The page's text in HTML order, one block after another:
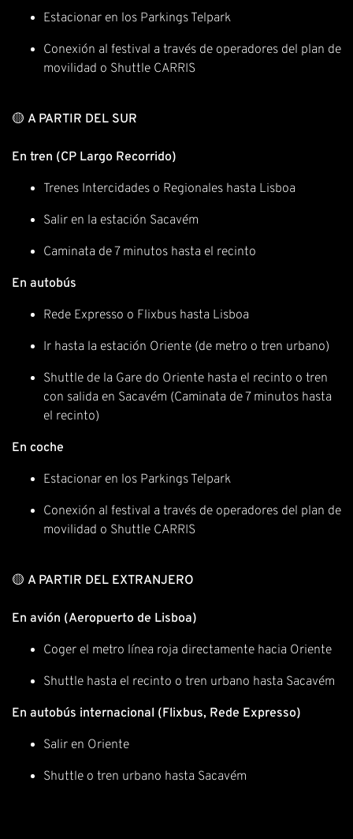
Estacionar en los Parkings Telpark
Conexión al festival a través de operadores del plan de
movilidad o Shuttle CARRIS
🟡 A PARTIR DEL SUR
En tren (CP Largo Recorrido)
Trenes Intercidades o Regionales hasta Lisboa
Salir en la estación Sacavém
Caminata de 7 minutos hasta el recinto
En autobús
Rede Expresso o Flixbus hasta Lisboa
Ir hasta la estación Oriente (de metro o tren urbano)
Shuttle de la Gare do Oriente hasta el recinto o tren
con salida en Sacavém (Caminata de 7 minutos hasta
el recinto)
En coche
Estacionar en los Parkings Telpark
Conexión al festival a través de operadores del plan de
movilidad o Shuttle CARRIS
🟡 A PARTIR DEL EXTRANJERO
En avión (Aeropuerto de Lisboa)
Coger el metro línea roja directamente hacia Oriente
Shuttle hasta el recinto o tren urbano hasta Sacavém
En autobús internacional (Flixbus, Rede Expresso)
Salir en Oriente
Shuttle o tren urbano hasta Sacavém